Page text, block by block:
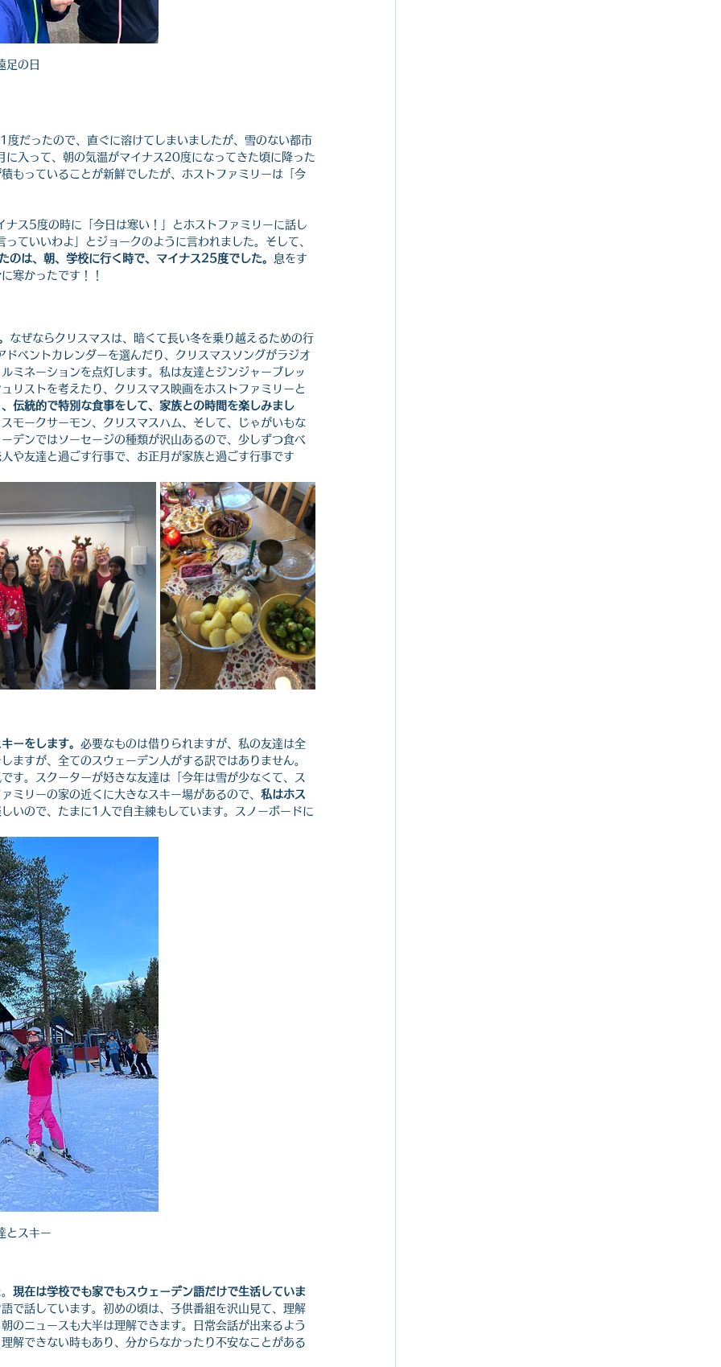
足の日
だったので、直ぐに溶けてしまいましたが、雪のない都市
入って、朝の気温がマイナス20度になってきた頃に降った
もっていることが新鮮でしたが、ホストファミリーは「今
ナス5度の時に「今日は寒い！」とホストファミリーに話し
ていいわよ」とジョークのように言われました。そして、
のは、朝、学校に行く時で、マイナス25度でした。
息をす
寒かったです！！
なぜならクリスマスは、暗くて長い冬を乗り越えるための行
ベントカレンダーを選んだり、クリスマスソングがラジオ
ミネーションを点灯します。私は友達とジンジャーブレッ
リストを考えたり、クリスマス映画をホストファミリーと
伝統的で特別な食事をして、家族との時間を楽しみまし
モークサーモン、クリスマスハム、そして、じゃがいもな
デンではソーセージの種類が沢山あるので、少しずつ食べ
や友達と過ごす行事で、お正月が家族と過ごす行事です
ーをします。 必要なものは借りられますが、私の友達は全
ますが、全てのスウェーデン人がする訳ではありません。
す。スクーターが好きな友達は「今年は雪が少なくて、ス
ミリーの家の近くに大きなスキー場があるので、 私はホス
いので、たまに1人で自主練もしています。スノーボードに
とスキー
現在は学校でも家でもスウェーデン語だけで生活していま
で話しています。初めの頃は、子供番組を沢山見て、理解
のニュースも大半は理解できます。日常会話が出来るよう
解できない時もあり、分からなかったり不安なことがある